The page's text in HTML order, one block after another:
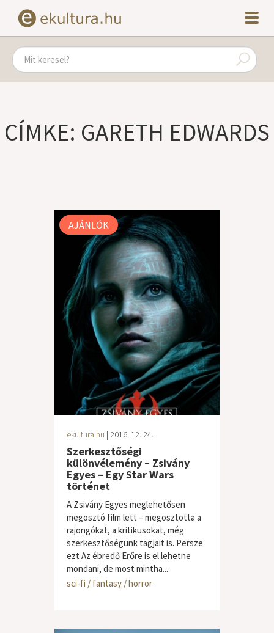
CÍMKE: GARETH EDWARDS
AJÁNLÓK
ekultura.hu | 2016. 12. 24.
Szerkesztőségi
különvélemény – Zsivány
Egyes – Egy Star Wars
történet
A Zsivány Egyes meglehetősen
megosztó film lett – megosztotta a
rajongókat, a kritikusokat, még
szerkesztőségünk tagjait is. Persze
ezt Az ébredő Erőre is el lehetne
mondani, de most mintha...
sci-fi / fantasy / horror